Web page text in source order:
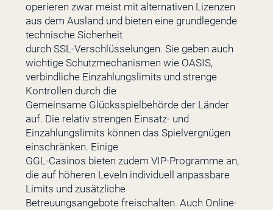
operieren zwar meist mit alternativen Lizenzen
aus dem Ausland und bieten eine grundlegende
technische Sicherheit
durch SSL-Verschlüsselungen. Sie geben auch
wichtige Schutzmechanismen wie OASIS,
verbindliche Einzahlungslimits und strenge
Kontrollen durch die
Gemeinsame Glücksspielbehörde der Länder
auf. Die relativ strengen Einsatz- und
Einzahlungslimits können das Spielvergnügen
einschränken. Einige
GGL-Casinos bieten zudem VIP-Programme an,
die auf höheren Leveln individuell anpassbare
Limits und zusätzliche
Betreuungsangebote freischalten. Auch Online-